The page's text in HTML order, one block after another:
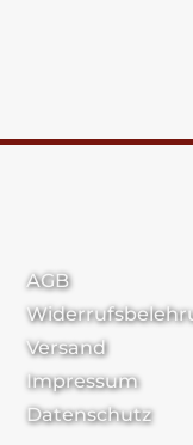
AGB
Versand
Impressum
Datenschutz